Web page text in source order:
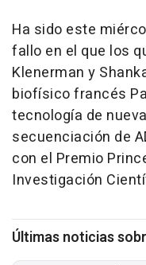
Ha sido este
fallo en el que los
Klenerman y
biofísico francés
tecnología de
secuenciación de
con el Premio
Investigación
Últimas noticias